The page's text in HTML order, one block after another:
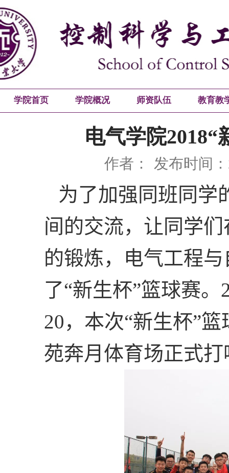
学院首页 学院概况 师资队伍 教育教
电气学院
作者： 发布时间
为了加强同班同学
间的交流，让同学
的锻炼，电气工程
了“新生杯”篮球赛。
20，本次“新生杯”
苑奔月体育场正式打